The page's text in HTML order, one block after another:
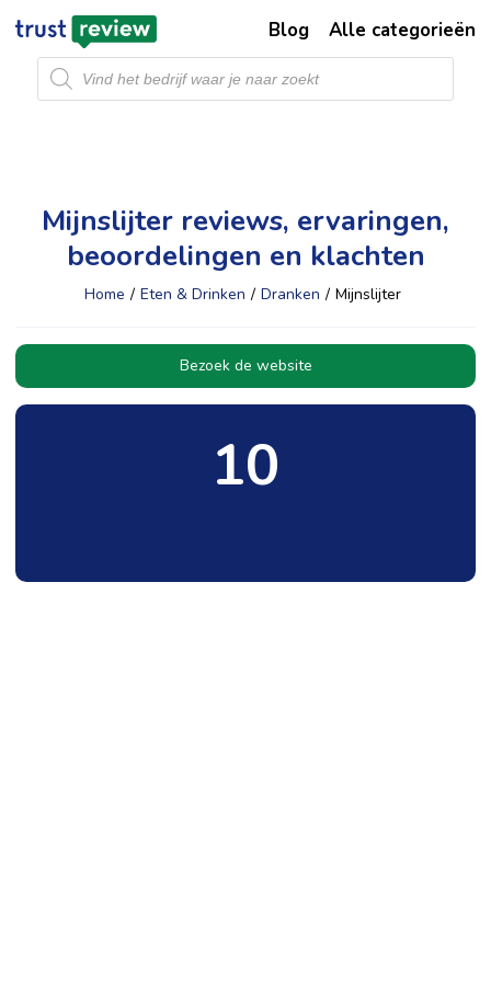
Producten
zoeken
Blog Alle categorieën
Mijnslijter reviews, ervaringen,
beoordelingen en klachten
Home / Eten & Drinken / Dranken / Mijnslijter
Bezoek de website
10